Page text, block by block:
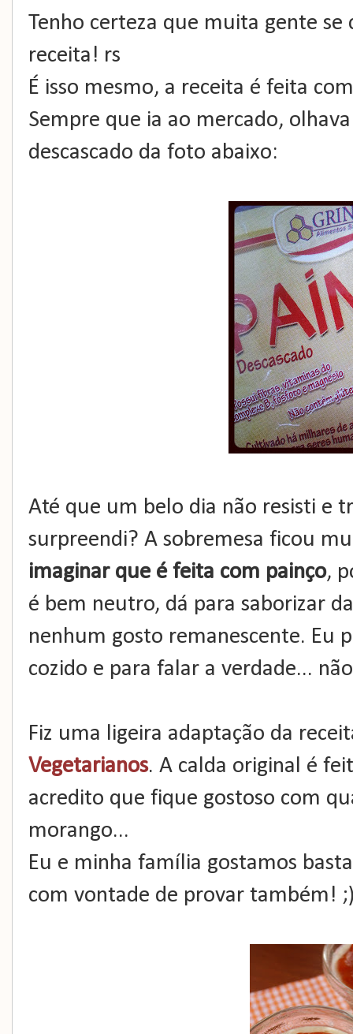
Tenho certeza que muita gente
receita! rs
É isso mesmo, a receita é feita
Sempre que ia ao mercado,
descascado da foto abaixo:
Até que um belo dia não resisti e
surpreendi? A sobremesa ficou
imaginar que é feita com painço,
é bem neutro, dá para saborizar
nenhum gosto remanescente. Eu
cozido e para falar a verdade...
Fiz uma ligeira adaptação da
Vegetarianos. A calda original é
acredito que fique gostoso com
morango...
Eu e minha família gostamos
com vontade de provar também!